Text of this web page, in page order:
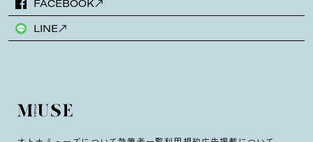
FACEBOOK
LINE